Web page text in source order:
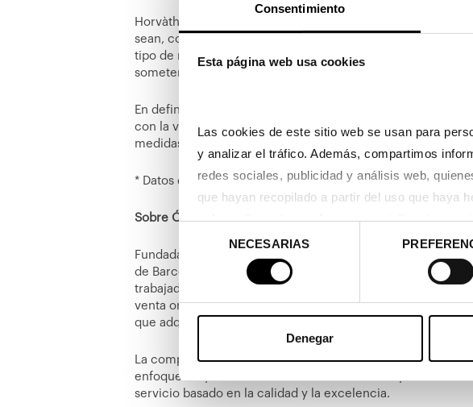
Consentimiento
Esta página web usa cookies
Las cookies de este sitio web se usan para
y analizar el tráfico. Además, compartimos
redes sociales, publicidad y análisis web,
enlace. Consulta aquí como usará Google sus
de
consentimiento
NECESARIAS
Denegar
Horvàth recomienda revisiones auditivas periódicas. A
sean, como mínimo, anuales y, sobre todo, acudir a un
tipo de molestia en los oídos. “En caso de no escuchar
someternos a un test preventivo”, puntualiza.
En definitiva, Horvàth aconseja “dar una mayor
con la vista, y realizar revisiones periódicas para detectar
medidas necesarias para corregirlos”.
* Datos del Estudio EuroTrak 2023, realizado por la
Sobre Óptica & Audiología Universitaria
Fundada en 1992 con la apertura de un centro en la
de Barcelona, Óptica & Audiología Universitaria cuenta
trabajadores y con más de 100 centros de óptica y
venta online. Actualmente la compañía forma parte del
que adquirió la compañía a finales de 2020.
La compañía ofrece las mejores marcas a los precios más
enfoque muy claro en el beneficio del cliente y una
servicio basado en la calidad y la excelencia.